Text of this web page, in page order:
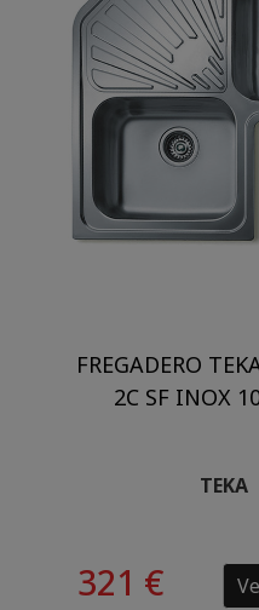
FREGADERO
2C SF INOX
TEKA
321 €